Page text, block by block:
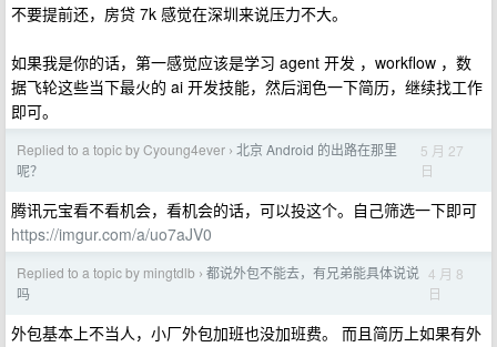
不要提前还，房贷 7k 感觉在深圳来说压力不大。
如果我是你的话，第一感觉应该是学习 agent 开发 ，workflow ，数
据飞轮这些当下最火的 ai 开发技能，然后润色一下简历，继续找工作
即可。
Replied to a topic by Cyoung4ever › 北京 Android 的出路在那里
呢？
5 月 27
日
腾讯元宝看不看机会，看机会的话，可以投这个。自己筛选一下即可
https://imgur.com/a/uo7aJV0
Replied to a topic by mingtdlb › 都说外包不能去，有兄弟能具体说说
吗
4 月 8
日
外包基本上不当人，小厂外包加班也没加班费。 而且简历上如果有外